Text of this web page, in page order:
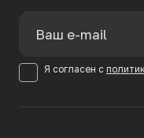
Я согласен с